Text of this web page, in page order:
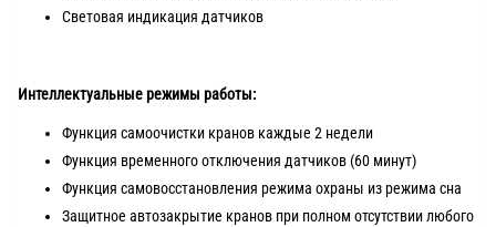
Световая индикация датчиков
Интеллектуальные режимы работы:
Функция самоочистки кранов каждые 2 недели
Функция временного отключения датчиков (60 минут)
Функция самовосстановления режима охраны из режима сна
Защитное автозакрытие кранов при полном отсутствии любого